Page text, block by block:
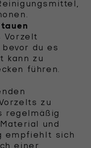
Vorzelt
du es
kann zu
führen.
zu
regelmäßig
und
empfiehlt sich
einer